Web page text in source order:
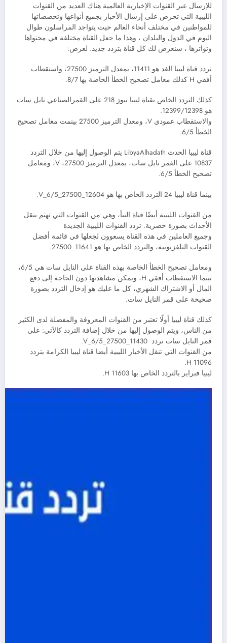
للإرسال عبر القنوات الإخبارية العالمية هناك العديد من القنوات
الليبية التي تحرص على إرسال الأخبار بجميع أنواعها وتخصصاتها
للمواطنين في مختلف أنحاء العالم حيث يتواجد المراسلون طوال
اليوم في الدول والبلدان ، وهذا ما جعل القناة مختلفة في محتواها
وتواترها ، سنعرض لك كل قناة بتردد جديد. لعرض:
تردد قناة ليبيا الغد هو 11411، بمعدل الترميز 27500، واستقطاب
أفقي H كذلك معامل تصحيح الخطأ الخاصة بها 8/7.
كذلك التردد الخاص بقناة ليبيا نيوز 218 على القمرالصناعي نايل سات
هو 12399/12398.
والاستقطاب عمودي V، ومعدل الترميز 27500 بينمت معامل تصحيح
الخطأ 6/5.
قناة ليبيا الحدث LibyaAlhadath يتم الوصول إليها من خلال التردد
10837 على القمر نايل سات، بمعدل الترميز 27500، V، ومعامل
تصحيح الخطأ 6/5.
بينما قناة ليبيا 24 التردد الخاص بها هو 12604_27500_V_6/5.
من القنوات الليبية أيضًا قناة النبأ، وهي من القنوات التي تهتم بنقل
الأحداث بصورة حصرية. تردد القنوات الليبية الجديدة
وجميع العاملين في هذه القناة يسعوون لجعلها في قائمة أفضل
القنوات التلفزيونية، والتردد الخاص بها هو 11641_27500.
ومعامل تصحيح الخطأ الخاصة بهذه القناة على النايل سات هي 6/5،
بينما الاستقطاب أفقي H، ويمكن مشاهدتها دون الحاجة إلى دفع
المال أو الاشتراك الشهري، كل ما عليك هو إدخال التردد بصورة
صحيحة على قمر النايل سات.
كذلك قناة ليبيا أولًا تعتبر من القنوات المعروفة والمفضلة لدى الكثير
من الناس، ويتم الوصول إليها من خلال إضافة التردد كالآتي: على
قمر النايل سات تردد 11430_27500_V_6/5.
من القنوات التي تنقل الأخبار الليبية أيضا قناة ليبيا الكرامة بتردد
11096 H.
ليبيا فبراير بالتردد الخاص بها 11603 H.